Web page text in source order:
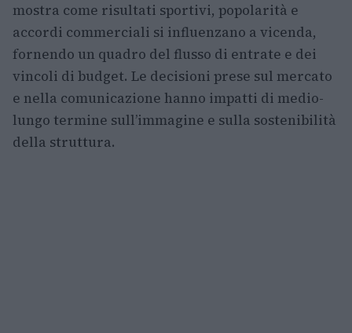
mostra come risultati sportivi, popolarità e
accordi commerciali si influenzano a vicenda,
fornendo un quadro del flusso di entrate e dei
vincoli di budget. Le decisioni prese sul mercato
e nella comunicazione hanno impatti di medio-
lungo termine sull’immagine e sulla sostenibilità
della struttura.